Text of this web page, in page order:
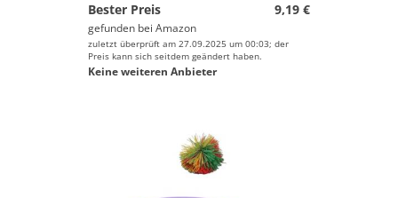
Bester Preis
9,19 €
gefunden bei Amazon
zuletzt überprüft am 27.09.2025 um 00:03; der
Preis kann sich seitdem geändert haben.
Keine weiteren Anbieter